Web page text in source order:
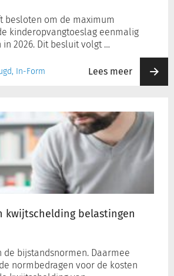
besloten om de maximum
kinderopvangtoeslag eenmalig
2026. Dit besluit volgt …
In-Form Lees meer
kwijtschelding belastingen
de bijstandsnormen. Daarmee
normbedragen voor de kosten